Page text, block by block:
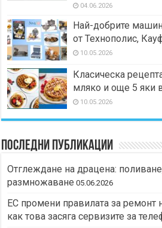
04.06.2026
Най-добрите
от Технополис,
10.05.2026
Класическа
мляко и още 5 яки
10.05.2026
Последни публикации
Отглеждане на драцена:
размножаване 05.06.2026
ЕС промени правилата за ремонт
как това засяга сервизите за